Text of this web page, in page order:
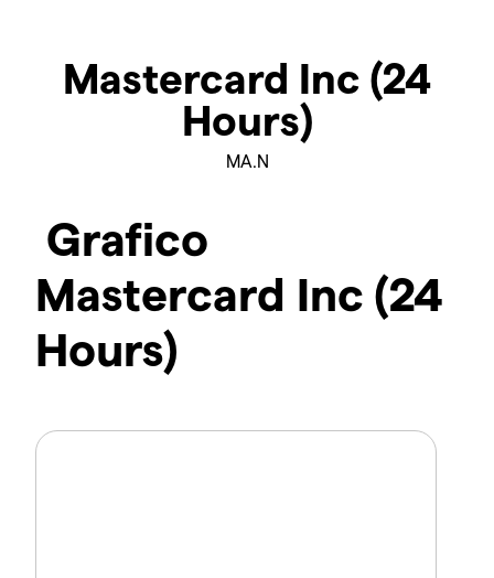
Mastercard Inc (24
Hours)
MA.N
Grafico
Mastercard Inc (24
Hours)